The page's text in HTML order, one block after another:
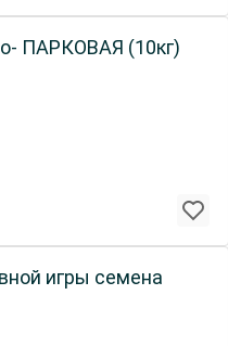
ПАРКОВАЯ (10кг)
игры семена